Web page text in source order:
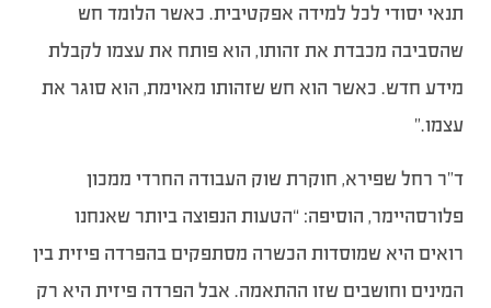
תנאי יסודי לכל למידה אפקטיבית. כאשר הלומד חש
שהסביבה מכבדת את זהותו, הוא פותח את עצמו לקבלת
מידע חדש. כאשר הוא חש שזהותו מאוימת, הוא סוגר את
עצמו.”
ד”ר רחל שפירא, חוקרת שוק העבודה החרדי ממכון
פלורסהיימר, הוסיפה: “הטעות הנפוצה ביותר שאנחנו
רואים היא שמוסדות הכשרה מסתפקים בהפרדה פיזית בין
המינים וחושבים שזו ההתאמה. אבל הפרדה פיזית היא רק